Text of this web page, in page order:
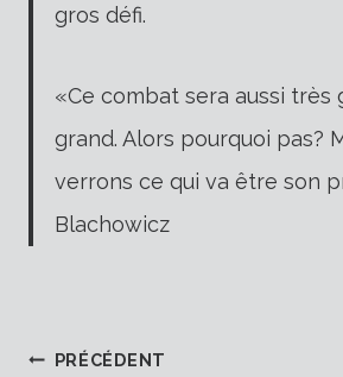
gros défi.
«Ce combat sera aussi très
grand. Alors pourquoi pas?
verrons ce qui va être son
Blachowicz
PRÉCÉDENT